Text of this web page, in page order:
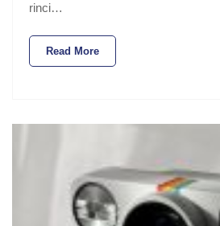
rinci…
Read More